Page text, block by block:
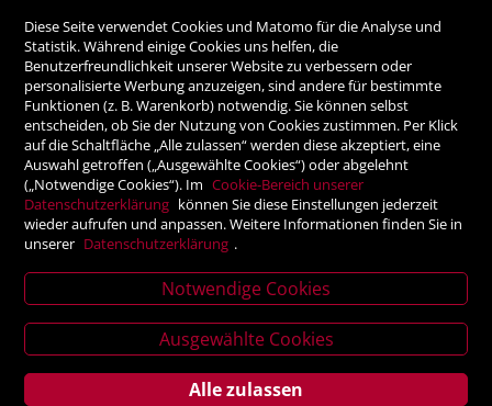
letter
Rechnung
Vorauskasse
SICHER ONLINE SHOPPEN!
Diese Seite verwendet Cookies und Matomo für die Analyse und
Statistik. Während einige Cookies uns helfen, die
Benutzerfreundlichkeit unserer Website zu verbessern oder
personalisierte Werbung anzuzeigen, sind andere für bestimmte
Funktionen (z. B. Warenkorb) notwendig. Sie können selbst
entscheiden, ob Sie der Nutzung von Cookies zustimmen. Per Klick
auf die Schaltfläche „Alle zulassen“ werden diese akzeptiert, eine
Auswahl getroffen („Ausgewählte Cookies“) oder abgelehnt
(„Notwendige Cookies“). Im Cookie-Bereich unserer
Datenschutzerklärung können Sie diese Einstellungen jederzeit
wieder aufrufen und anpassen. Weitere Informationen finden Sie in
unserer Datenschutzerklärung .
Notwendige Cookies
Ausgewählte Cookies
Alle zulassen